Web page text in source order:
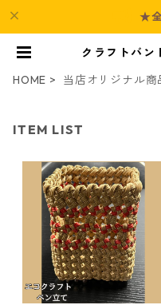
★全
クラフトバ
HOME
当店オリジナル商
ITEM LIST